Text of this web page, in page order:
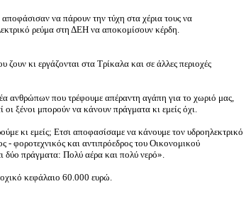
να πάρουν την τύχη στα χέρια τους να
ρεύμα στη ΔΕΗ να αποκομίσουν κέρδη.
κι εργάζονται στα Τρίκαλα και σε άλλες περιοχές
ανθρώπων που τρέφουμε απέραντη αγάπη για το χωριό μας,
οι ξένοι μπορούν να κάνουν πράγματα κι εμείς όχι.
κι εμείς; Ετσι αποφασίσαμε να κάνουμε τον υδροηλεκτρικό
φοροτεχνικός και αντιπρόεδρος του Οικονομικού
δύο πράγματα: Πολύ αέρα και πολύ νερό».
κεφάλαιο 60.000 ευρώ.